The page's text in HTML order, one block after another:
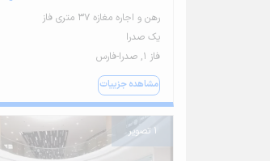
رهن و اجاره مغازه ۳۷ متری فاز
یک صدرا
فاز ۱, صدرا-فارس
مشاهده جزییات
1 تصویر